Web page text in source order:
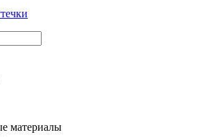
материалы